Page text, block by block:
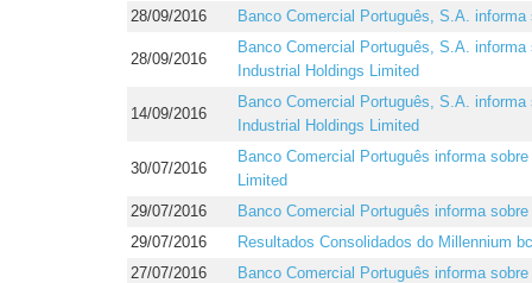
28/09/2016
Banco Comercial Português, S.A.
28/09/2016
Banco Comercial Português, S.A.
Industrial Holdings Limited
14/09/2016
Banco Comercial Português, S.A.
Industrial Holdings Limited
30/07/2016
Banco Comercial Português informa
Limited
29/07/2016
Banco Comercial Português informa
29/07/2016
Resultados Consolidados do Millennium
27/07/2016
Banco Comercial Português informa